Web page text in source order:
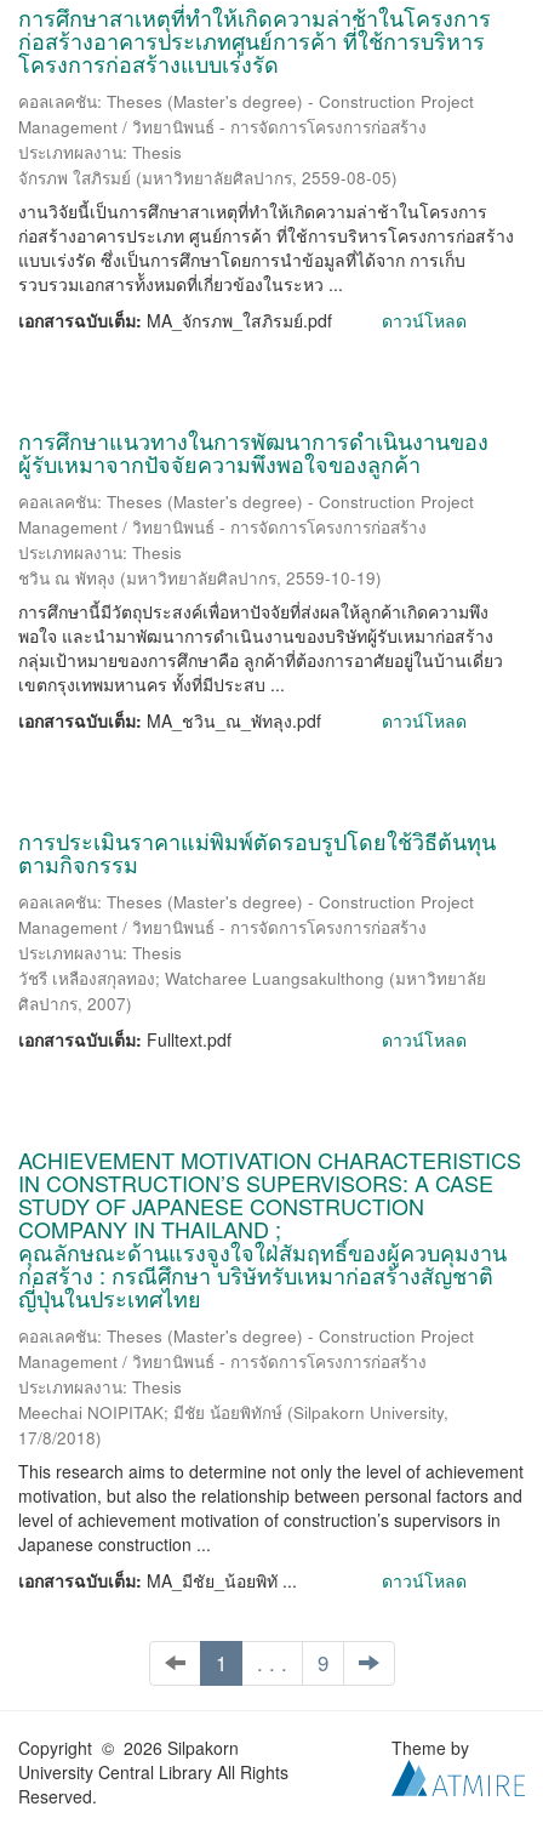
การศึกษาสาเหตุที่ทำให้เกิดความล่าช้าในโครงการ
ก่อสร้างอาคารประเภทศูนย์การค้า ที่ใช้การบริหาร
โครงการก่อสร้างแบบเร่งรัด
คอลเลคชัน: Theses (Master's degree) - Construction Project
Management / วิทยานิพนธ์ - การจัดการโครงการก่อสร้าง
ประเภทผลงาน: Thesis
จักรภพ ใสภิรมย์ (มหาวิทยาลัยศิลปากร, 2559-08-05)
งานวิจัยนี้เป็นการศึกษาสาเหตุที่ทำให้เกิดความล่าช้าในโครงการ
ก่อสร้างอาคารประเภท ศูนย์การค้า ที่ใช้การบริหารโครงการก่อสร้าง
แบบเร่งรัด ซึ่งเป็นการศึกษาโดยการนำข้อมูลที่ได้จาก การเก็บ
รวบรวมเอกสารท้ังหมดที่เกี่ยวข้องในระหว ...
เอกสารฉบับเต็ม: MA_จักรภพ_ใสภิรมย์.pdf ดาวน์โหลด
การศึกษาแนวทางในการพัฒนาการดำเนินงานของ
ผู้รับเหมาจากปัจจัยความพึงพอใจของลูกค้า
คอลเลคชัน: Theses (Master's degree) - Construction Project
Management / วิทยานิพนธ์ - การจัดการโครงการก่อสร้าง
ประเภทผลงาน: Thesis
ชวิน ณ พัทลุง (มหาวิทยาลัยศิลปากร, 2559-10-19)
การศึกษานี้มีวัตถุประสงค์เพื่อหาปัจจัยที่ส่งผลให้ลูกค้าเกิดความพึง
พอใจ และนำมาพัฒนาการดำเนินงานของบริษัทผู้รับเหมาก่อสร้าง
กลุ่มเป้าหมายของการศึกษาคือ ลูกค้าที่ต้องการอาศัยอยู่ในบ้านเดี่ยว
เขตกรุงเทพมหานคร ทั้งที่มีประสบ ...
เอกสารฉบับเต็ม: MA_ชวิน_ณ_พัทลุง.pdf ดาวน์โหลด
การประเมินราคาแม่พิมพ์ตัดรอบรูปโดยใช้วิธีต้นทุน
ตามกิจกรรม
คอลเลคชัน: Theses (Master's degree) - Construction Project
Management / วิทยานิพนธ์ - การจัดการโครงการก่อสร้าง
ประเภทผลงาน: Thesis
วัชรี เหลืองสกุลทอง; Watcharee Luangsakulthong (มหาวิทยาลัย
ศิลปากร, 2007)
เอกสารฉบับเต็ม: Fulltext.pdf ดาวน์โหลด
ACHIEVEMENT MOTIVATION CHARACTERISTICS
IN CONSTRUCTION’S SUPERVISORS: A CASE
STUDY OF JAPANESE CONSTRUCTION
COMPANY IN THAILAND ;
คุณลักษณะด้านแรงจูงใจใฝ่สัมฤทธิ์ของผู้ควบคุมงาน
ก่อสร้าง : กรณีศึกษา บริษัทรับเหมาก่อสร้างสัญชาติ
ญี่ปุ่นในประเทศไทย
คอลเลคชัน: Theses (Master's degree) - Construction Project
Management / วิทยานิพนธ์ - การจัดการโครงการก่อสร้าง
ประเภทผลงาน: Thesis
Meechai NOIPITAK; มีชัย น้อยพิทักษ์ (Silpakorn University,
17/8/2018)
This research aims to determine not only the level of achievement
motivation, but also the relationship between personal factors and
level of achievement motivation of construction’s supervisors in
Japanese construction ...
เอกสารฉบับเต็ม: MA_มีชัย_น้อยพิทั ... ดาวน์โหลด
1 . . . 9
Copyright © 2026 Silpakorn
University Central Library All Rights
Reserved.
Theme by